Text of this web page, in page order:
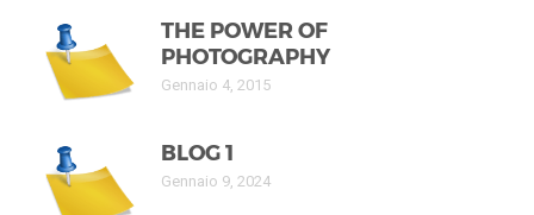
THE POWER OF
PHOTOGRAPHY
Gennaio 4, 2015
BLOG 1
Gennaio 9, 2024